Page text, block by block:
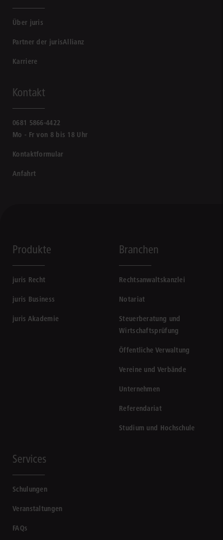
Über juris
Partner der jurisAllianz
Karriere
Kontakt
0681 5866-4422
Mo - Fr von 8 bis 18 Uhr
Kontaktformular
Anfahrt
Produkte
juris Recht
juris Business
juris Akademie
Branchen
Rechtsanwaltskanzlei
Notariat
Steuerberatung und
Wirtschaftsprüfung
Öffentliche Verwaltung
Vereine und Verbände
Unternehmen
Referendariat
Studium und Hochschule
Services
Schulungen
Veranstaltungen
FAQs